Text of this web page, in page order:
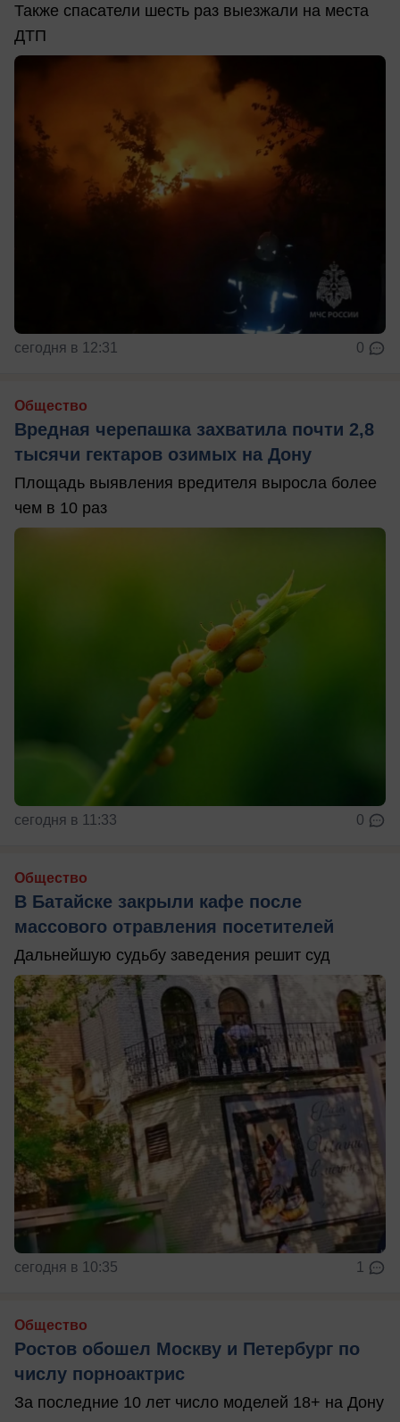
Также спасатели шесть раз выезжали на места
ДТП
сегодня в 12:31 0
Общество
Вредная черепашка захватила почти 2,8
тысячи гектаров озимых на Дону
Площадь выявления вредителя выросла более
чем в 10 раз
сегодня в 11:33 0
Общество
В Батайске закрыли кафе после
массового отравления посетителей
Дальнейшую судьбу заведения решит суд
сегодня в 10:35 1
Общество
Ростов обошел Москву и Петербург по
числу порноактрис
За последние 10 лет число моделей 18+ на Дону